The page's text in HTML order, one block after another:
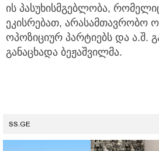
ის პასუხისმგებლობა,
ეკისრებათ, არასამთავრობო
ოპოზიციურ პარტიებს და ა.შ.
განაცხადა ბეჟაშვილმა.
SS.GE